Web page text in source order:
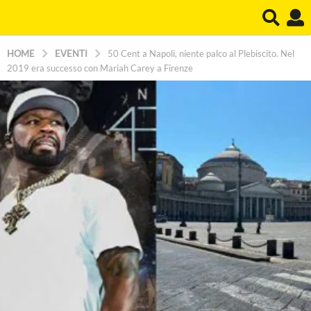
HOME EVENTI
50 Cent a Napoli, niente palco al Plebiscito. Nel
2019 era successo con Mariah Carey a Firenze